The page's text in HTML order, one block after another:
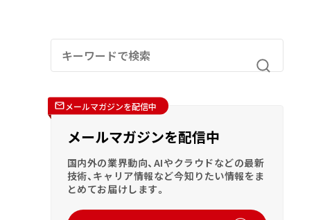
メールマガジンを配信中
メールマガジンを配信中
国内外の業界動向、AIやクラウドなどの最新
技術、キャリア情報など今知りたい情報をま
とめてお届けします。